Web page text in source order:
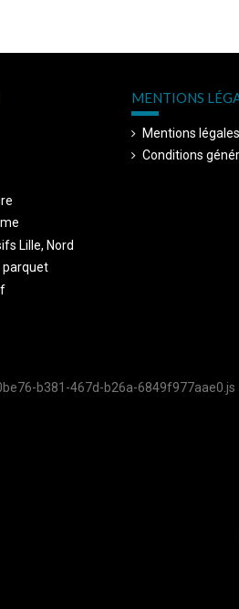
Lille, Nord
parquet
MENTIONS
Mentions légales
Conditions
b381-467d-b26a-6849f977aae0.js